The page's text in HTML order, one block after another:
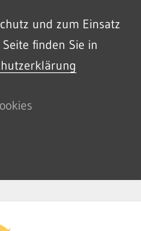
und zum Einsatz
finden Sie in